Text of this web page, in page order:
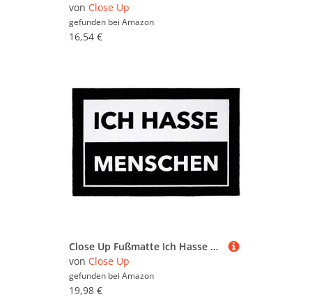
von Close Up
gefunden bei Amazon
16,54 €
Close Up Fußmatte Ich Hasse Menschen - lustiger Fußabtreter - 60x40 cm - schwarz/weiß
von Close Up
gefunden bei Amazon
19,98 €